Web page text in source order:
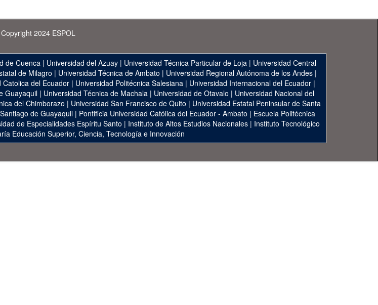
Copyright 2024 ESPOL
de Cuenca | Universidad del Azuay | Universidad Técnica Particular de Loja | Universidad Central
de Milagro | Universidad Técnica de Ambato | Universidad Regional Autónoma de los Andes|
Catolica del Ecuador| Universidad Politécnica Salesiana| Universidad Internacional del Ecuador|
Guayaquil | Universidad Técnica de Machala | Universidad de Otavalo | Universidad Nacional del
del Chimborazo | Universidad San Francisco de Quito | Universidad Estatal Peninsular de Santa
de Guayaquil | Pontificia Universidad Católica del Ecuador - Ambato | Escuela Politécnica
de Especialidades Espíritu Santo | Instituto de Altos Estudios Nacionales | Instituto Tecnológico
Educación Superior, Ciencia, Tecnología e Innovación